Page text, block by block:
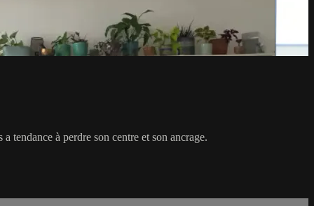
tendance à perdre son centre et son ancrage.